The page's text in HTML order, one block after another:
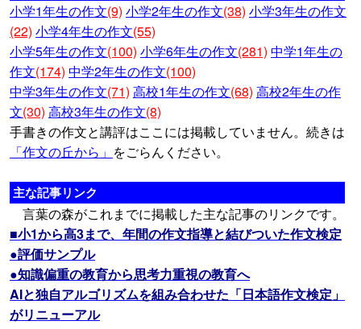
小学1年生の作文(9) 小学2年生の作文(38) 小学3年生の作文
(22) 小学4年生の作文(55)
小学5年生の作文(100) 小学6年生の作文(281) 中学1年生の
作文(174) 中学2年生の作文(100)
中学3年生の作文(71) 高校1年生の作文(68) 高校2年生の作
文(30) 高校3年生の作文(8)
手書きの作文と講評はここには掲載していません。続きは
「作文の丘から」 をごらんください。
主な記事リンク
言葉の森がこれまでに掲載した主な記事のリンクです。
■小1から高3まで、年間の作文指導と結びついた作文検定
●評価サンプル
●知識偏重の教育から思考力重視の教育へ
AIと独自アルゴリズムを組み合わせた「日本語作文検定」
がリニューアル